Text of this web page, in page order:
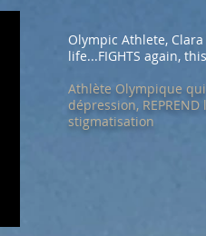
Olympic Athlete,
life...FIGHTS again,
Athlète Olympique
dépression,
stigmatisation